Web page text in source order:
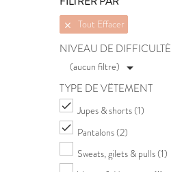
 Tout Effacer
NIVEAU DE DIFFICULTÉ
(aucun filtre) 
TYPE DE VÊTEMENT
 Jupes & shorts (1)
 Pantalons (2)
Sweats, gilets & pulls (1)